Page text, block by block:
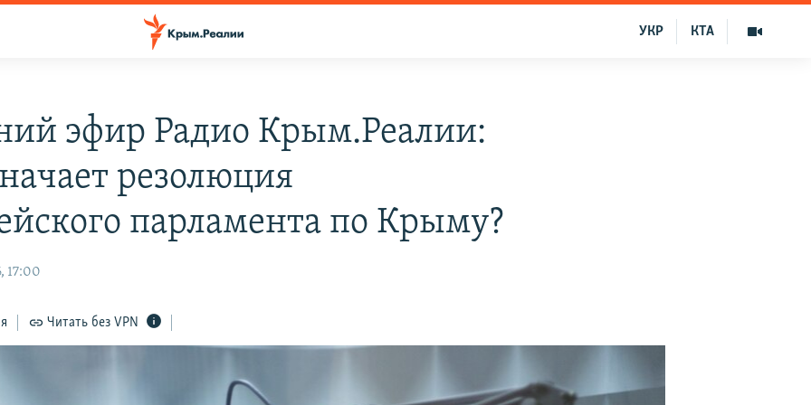
КТА
УКР
эфир Радио Крым.Реалии:
резолюция
парламента по Крыму?
17:00
Читать без VPN